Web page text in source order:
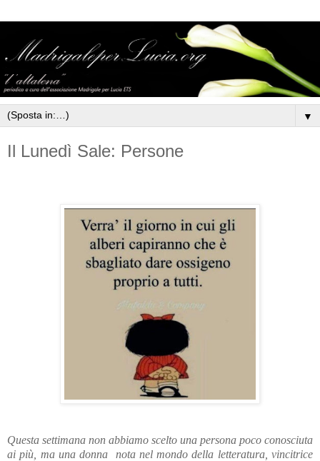
▼
Il Lunedì Sale: Persone
Questa settimana non abbiamo scelto una persona poco conosciuta
ai più, ma una donna nota nel mondo della letteratura, vincitrice